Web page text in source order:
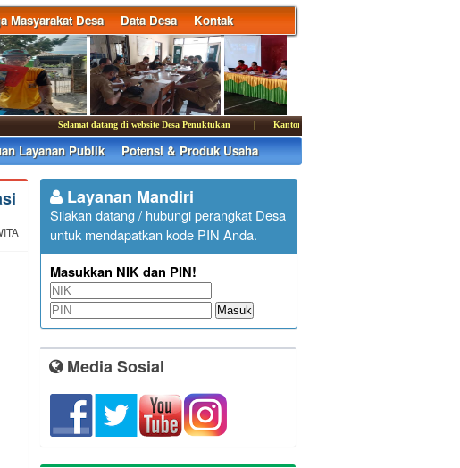
Masyarakat Desa Data Desa Kontak
Selamat datang di website Desa Penuktukan Kantor Desa Penuktukan membuka pelayanan
Layanan Publik Potensi & Produk Usaha
Layanan Mandiri
Silakan datang / hubungi perangkat Desa
untuk mendapatkan kode PIN Anda.
Masukkan NIK dan PIN!
Masuk
Media Sosial